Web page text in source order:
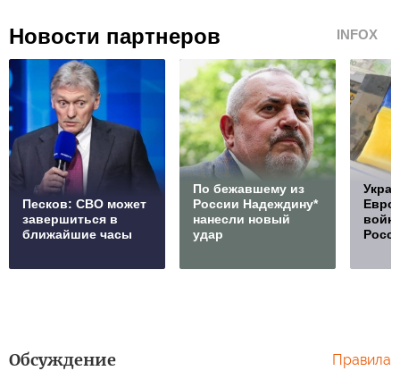
Новости партнеров INFOX
Песков: СВО может
завершиться в
ближайшие часы
По бежавшему из
России Надеждину*
нанесли новый
удар
Обсуждение Правила